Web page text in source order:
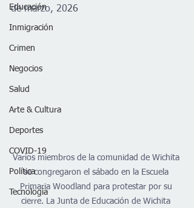
Educación
Inmigración
Crimen
Negocios
Salud
Arte & Cultura
Deportes
COVID-19
Política
Tecnología
de marzo, 2026
Varios miembros de la comunidad de Wichita
se congregaron el sábado en la Escuela
Primaria Woodland para protestar por su
cierre. La Junta de Educación de Wichita